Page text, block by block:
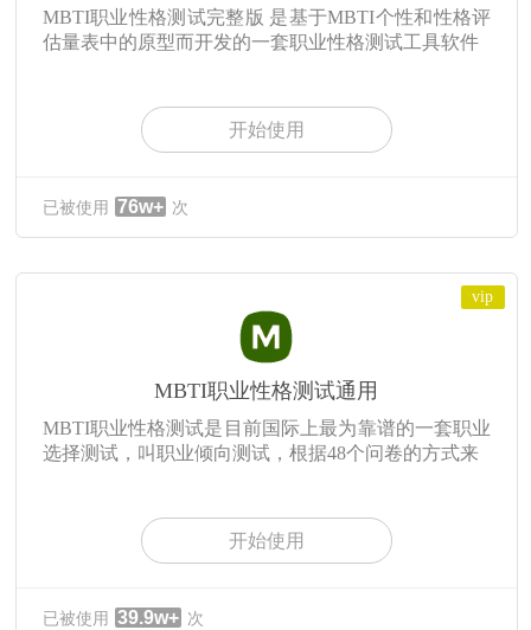
MBTI职业性格测试完整版 是基于MBTI个性和性格评
估量表中的原型而开发的一套职业性格测试工具软件
开始使用
已被使用 76w+ 次
vip
MBTI职业性格测试通用
MBTI职业性格测试是目前国际上最为靠谱的一套职业
选择测试，叫职业倾向测试，根据48个问卷的方式来
开始使用
已被使用 39.9w+ 次